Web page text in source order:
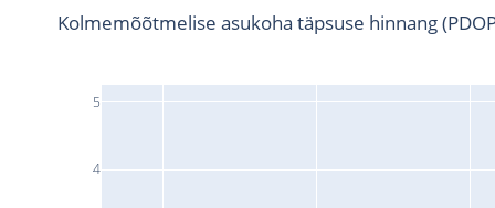
4
5
Kolmemõõtmelise asukoha täpsuse hinnang